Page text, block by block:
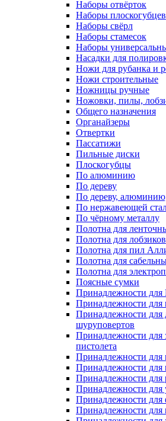
Наборы отвёрток
Наборы плоскогубцев
Наборы свёрл
Наборы стамесок
Наборы
Насадки для
Ножи для рубанка и
Ножи строительные
Ножницы ручные
Ножовки, пилы,
Общего назначения
Органайзеры
Отвертки
Пассатижи
Пильные диски
Плоскогубцы
По алюминию
По дереву
По дереву,
По нержавеющей
По чёрному металлу
Полотна для
Полотна для лобзиков
Полотна для пил
Полотна для
Полотна для
Поясные сумки
Принадлежности для
Принадлежности для
Принадлежности для
шуруповертов
Принадлежности для
пистолета
Принадлежности для
Принадлежности для
Принадлежности для
Принадлежности
Принадлежности для
Принадлежности для